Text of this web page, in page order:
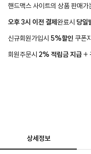
핸드맥스 사이트의 상품 판매가
오후 3시 이전 결제완료시 당일
신규회원가입시 5%할인 쿠폰
회원주문시 2% 적립금 지급 +
상세정보